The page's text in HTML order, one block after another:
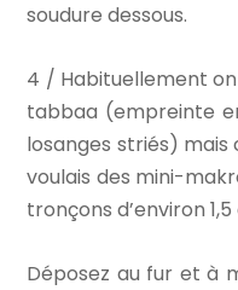
soudure dessous.
4 / Habituellement
tabbaa (empreinte
losanges striés) mais
voulais des mini-
tronçons d’environ 1,5
Déposez au fur et à